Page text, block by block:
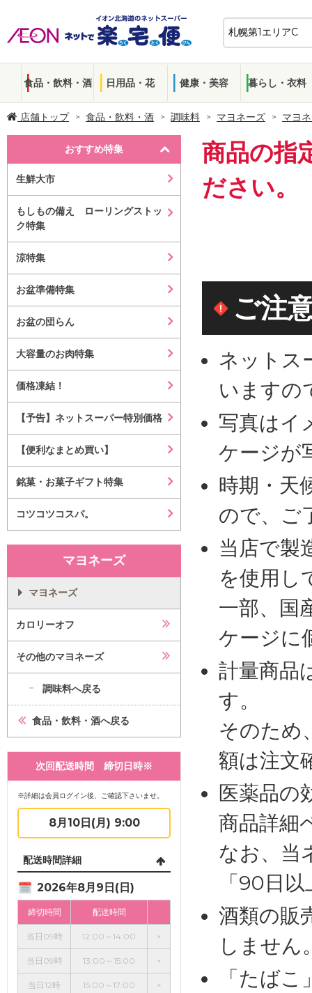
食品・飲料・酒 日用品・花 健康・美容 暮らし・衣料
店舗トップ 食品・飲料・酒 調味料 マヨネーズ マヨ
おすすめ特集
生鮮大市
もしもの備え ローリングストッ
ク特集
涼特集
お盆準備特集
お盆の団らん
大容量のお肉特集
価格凍結！
【予告】ネットスーパー特別価格
【便利なまとめ買い】
銘菓・お菓子ギフト特集
コツコツコスパ。
マヨネーズ
マヨネーズ
カロリーオフ
その他のマヨネーズ
調味料へ戻る
食品・飲料・酒へ戻る
次回配送時間 締切日時※
※詳細は会員ログイン後、ご確認下さいませ。
8月10日(月) 9:00
配送時間詳細
2026年8月9日(日)
締切時間 配送時間
当日09時 12:00～14:00 ×
当日09時 13:00～15:00 ×
当日12時 15:00～17:00 ×
商品の指
ださい。
ご注
ネットス
いますの
写真はイ
ケージが
時期・天
ので、ご
当店で製
を使用し
一部、国
ケージに
計量商品
す。
そのため
額は注文
医薬品の
商品詳細
なお、当
「90日
酒類の販
しません
「たば